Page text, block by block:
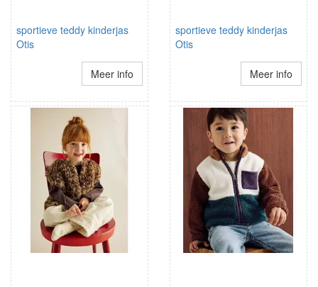
sportieve teddy kinderjas
Otis
Meer info
sportieve teddy kinderjas
Otis
Meer info